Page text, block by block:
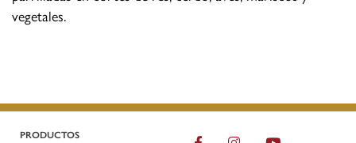
vegetales.
PRODUCTOS